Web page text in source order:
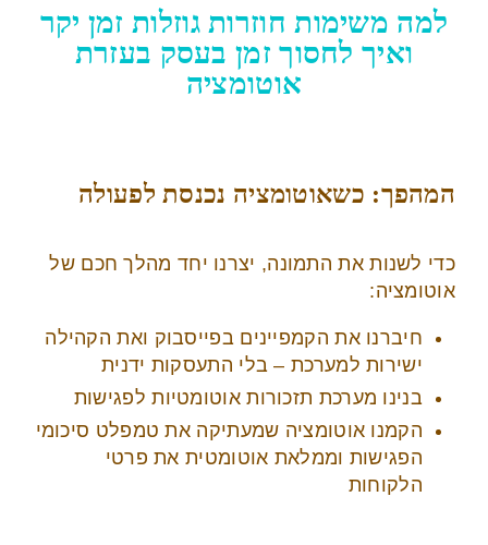
למה משימות חוזרות גוזלות זמן יקר
ואיך לחסוך זמן בעסק בעזרת
אוטומציה
המהפך: כשאוטומציה נכנסת לפעולה
כדי לשנות את התמונה, יצרנו יחד מהלך חכם של
אוטומציה:
חיברנו את הקמפיינים בפייסבוק ואת הקהילה
ישירות למערכת – בלי התעסקות ידנית
בנינו מערכת תזכורות אוטומטיות לפגישות
הקמנו אוטומציה שמעתיקה את טמפלט סיכומי
הפגישות וממלאת אוטומטית את פרטי
הלקוחות